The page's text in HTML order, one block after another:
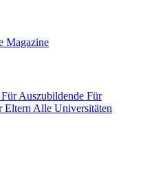
Magazine
Für Auszubildende Für
Eltern Alle Universitäten